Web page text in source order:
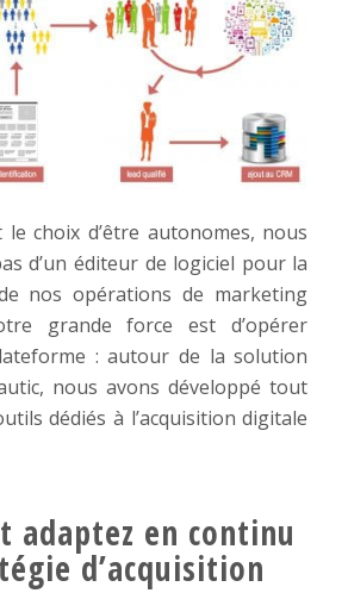
choix d’être autonomes, nous
d’un éditeur de logiciel pour la
nos opérations de marketing
grande force est d’opérer
: autour de la solution
nous avons développé tout
dédiés à l’acquisition digitale
adaptez en continu
d’acquisition